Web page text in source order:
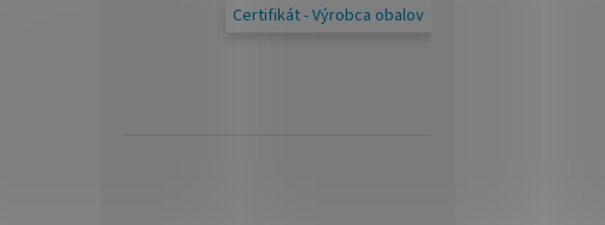
Certifikát - Výrobca obalov